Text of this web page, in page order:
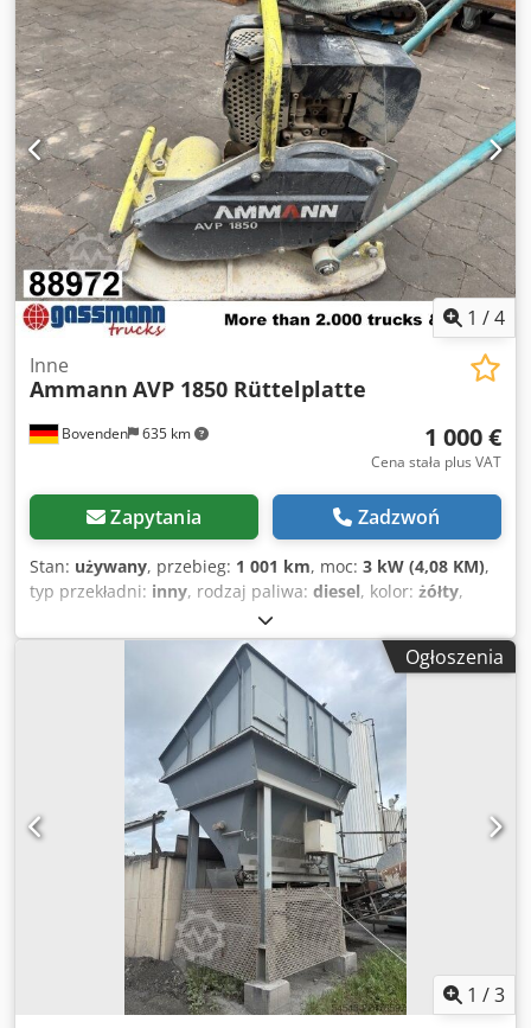
zagęszczania gruntu, kostki brukowej, podsypki i asfaltu.
Urządzenie w pełni mechaniczne, solidna niemiecka
konstrukcja. Stan wizualny zgodny ze zdjęciami – normalne
ślady użytkowania. Dane techniczne: • Producent:
AMMANN • Model: AVP 2920 • Rok produkcji: 1999 • Silnik:
HATZ Diesel • Typ silnika: 1B30-6 • Moc: 5 kW • Masa
robocza: 190 kg Chsdpfx Aey Sifyoktea • Rozruch ręczny •
Made in Germany Zastosowanie: • zagęszczanie kostki
brukowej • prace brukarskie • roboty drogowe •
zagęszczanie gruntu i podsypki • wykopy i fundamenty
Stan: Maszyna używana, kompletna. Silnik HATZ – trwała i
ceniona jednostka diesel
1 /4
Bovenden 635 km
Inne
Ammann AVP 1850 Rüttelplatte
1 000 €
Cena stała plus VAT
Zapytania Zadzwoń
Stan: używany, przebieg: 1 001 km, moc: 3 kW (4,08 KM),
typ przekładni: inny, rodzaj paliwa: diesel, kolor: żółty,
, pierwsza rejestracja:
budowy:2006, kabin kierowcy:inny, Lokalizacja pojazdu:
Bovenden, silnik wysokoprężny Hatz! Informacje dotyczące
wyposażenia dodatkowego bez gwarancji. Zastrzega się
możliwość zmian, sprzedaży pośredniej oraz pomyłek.
Chsdsxy Sw Sspfx Aktsa
Ogłoszenia
1 /3